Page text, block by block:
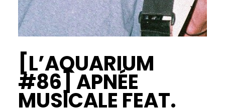
[L’AQUARIUM
#86] APNÉE
MUSICALE FEAT.